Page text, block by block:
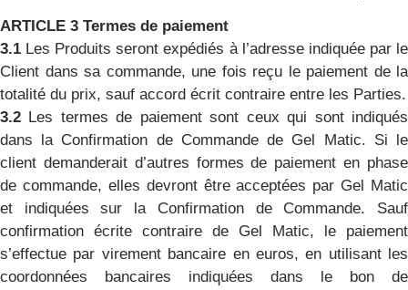
ARTICLE 3 Termes de paiement
3.1 Les Produits seront expédiés à l’adresse indiquée par le
Client dans sa commande, une fois reçu le paiement de la
totalité du prix, sauf accord écrit contraire entre les Parties.
3.2 Les termes de paiement sont ceux qui sont indiqués
dans la Confirmation de Commande de Gel Matic. Si le
client demanderait d’autres formes de paiement en phase
de commande, elles devront être acceptées par Gel Matic
et indiquées sur la Confirmation de Commande. Sauf
confirmation écrite contraire de Gel Matic, le paiement
s’effectue par virement bancaire en euros, en utilisant les
coordonnées bancaires indiquées dans le bon de